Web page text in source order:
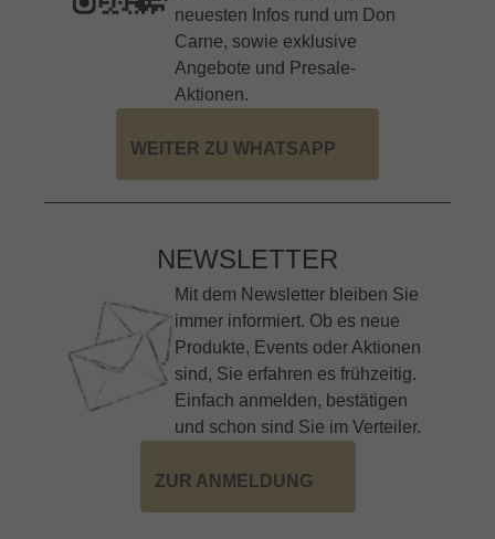
neuesten Infos rund um Don
Carne, sowie exklusive
Angebote und Presale-
Aktionen.
WEITER ZU WHATSAPP
NEWSLETTER
Mit dem Newsletter bleiben Sie
immer informiert. Ob es neue
Produkte, Events oder Aktionen
sind, Sie erfahren es frühzeitig.
Einfach anmelden, bestätigen
und schon sind Sie im Verteiler.
ZUR ANMELDUNG